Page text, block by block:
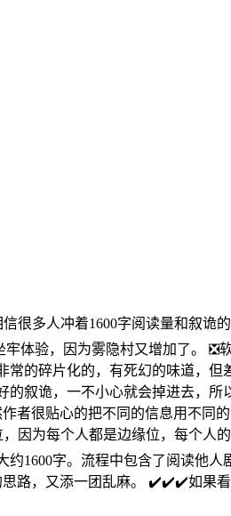
很多人冲着1600字阅读量和叙
体验，因为雾隐村又增加了。
的碎片化的，有死幻的味道，
叙诡，一不小心就会掉进去，
者很贴心的把不同的信息用不
因为每个人都是边缘位，每个
1600字。流程中包含了阅读他
路，又添一团乱麻。 ✔️✔️✔️如果